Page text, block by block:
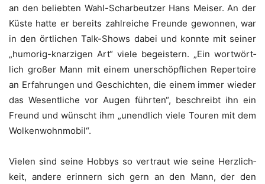
an den belieb­ten Wahl-Schar­beut­zer Hans Mei­ser. An der
Küs­te hat­te er bereits zahl­rei­che Freun­de gewon­nen, war
in den ört­li­chen Talk-Shows dabei und konn­te mit sei­ner
„humo­rig-knar­zi­gen Art“ vie­le begeis­tern. „Ein wort­wört­
lich gro­ßer Mann mit einem uner­schöpf­li­chen Reper­toire
an Erfah­run­gen und Geschich­ten, die einem immer wie­der
das Wesent­li­che vor Augen führ­ten“, beschreibt ihn ein
Freund und wünscht ihm „unend­lich vie­le Tou­ren mit dem
Wolkenwohnmobil“.
Vie­len sind sei­ne Hob­bys so ver­traut wie sei­ne Herz­lich­
keit, ande­re erin­nern sich gern an den Mann, der den